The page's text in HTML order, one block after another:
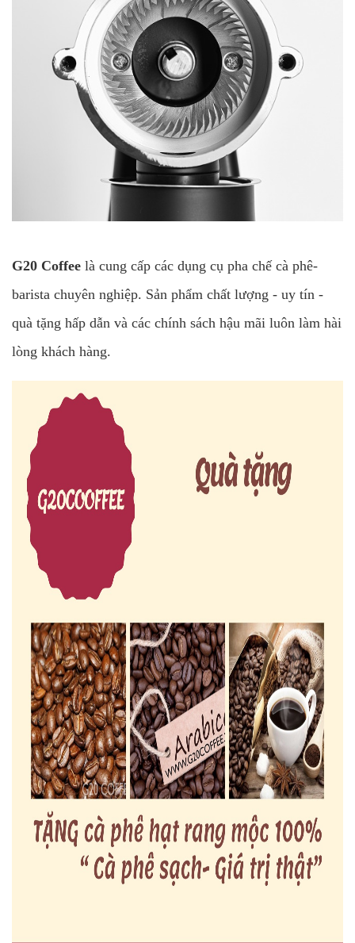
G20 Coffee là cung cấp các dụng cụ pha chế cà phê-
barista chuyên nghiệp. Sản phẩm chất lượng - uy tín -
quà tặng hấp dẫn và các chính sách hậu mãi luôn làm hài
lòng khách hàng.